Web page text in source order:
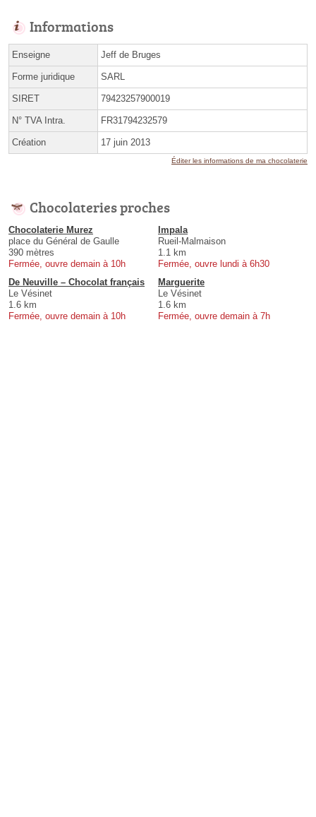
Informations
Enseigne Jeff de Bruges
Forme juridique SARL
SIRET 79423257900019
N° TVA Intra. FR31794232579
Création 17 juin 2013
Éditer les informations de ma chocolaterie
Chocolateries proches
Chocolaterie Murez
place du Général de Gaulle
390 mètres
Fermée, ouvre demain à 10h
Impala
Rueil-Malmaison
1.1 km
Fermée, ouvre lundi à 6h30
De Neuville – Chocolat français
Le Vésinet
1.6 km
Fermée, ouvre demain à 10h
Marguerite
Le Vésinet
1.6 km
Fermée, ouvre demain à 7h